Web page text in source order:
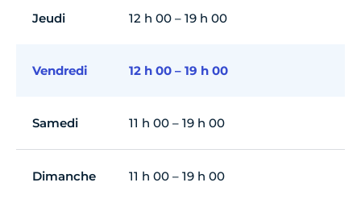
Jeudi 12 h 00 – 19 h 00
Vendredi 12 h 00 – 19 h 00
Samedi 11 h 00 – 19 h 00
Dimanche 11 h 00 – 19 h 00